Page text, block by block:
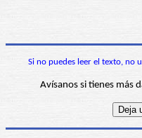
Si no puedes leer el texto, no
Avísanos si tienes más